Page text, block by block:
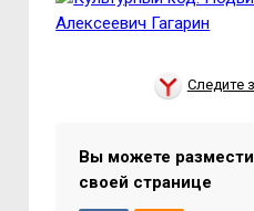
Следите
Вы можете
своей странице